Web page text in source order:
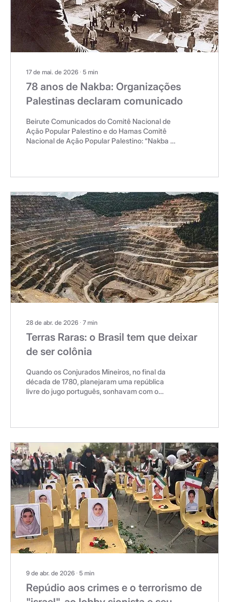
17 de mai. de 2026 ∙ 5 min
78 anos de Nakba: Organizações
Palestinas declaram comunicado
Beirute Comunicados do Comitê Nacional de
Ação Popular Palestino e do Hamas Comitê
Nacional de Ação Popular Palestino: “Nakba é
78º aniversário da Nakba, afirmando que suas
atuais. Segue abaixo o texto da declaração:
“No septuagésimo oitavo aniversário da
Nakba palestina, o Órgão Nacional de
Coordenação para a Ação Popular Palestina...
28 de abr. de 2026 ∙ 7 min
Terras Raras: o Brasil tem que deixar
de ser colônia
Quando os Conjurados Mineiros, no final da
década de 1780, planejaram uma república
livre do jugo português, sonhavam com o
estrangeiro, exportando minério bruto e
sendo roubado do Brasil e agora entra em
cena o interesse pelo saqueio das chamadas
“terras raras” - elementos essenciais para
setores estratégicos de alta...
9 de abr. de 2026 ∙ 5 min
Repúdio aos crimes e o terrorismo de